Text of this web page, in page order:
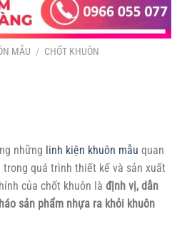
MẪU / CHỐT KHUÔN
những linh kiện khuôn mẫu quan
quá trình thiết kế và sản xuất
của chốt khuôn là định vị, dẫn
sản phẩm nhựa ra khỏi khuôn